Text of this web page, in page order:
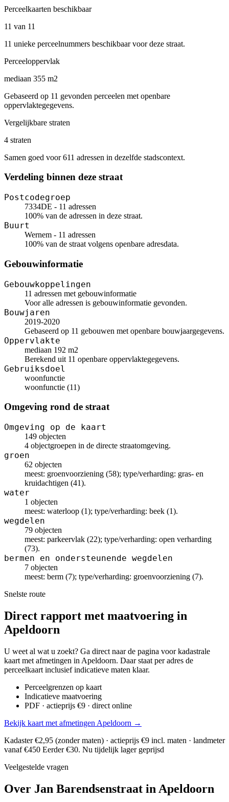
Perceelkaarten beschikbaar
11 van 11
11 unieke perceelnummers beschikbaar voor deze straat.
Perceeloppervlak
mediaan 355 m2
Gebaseerd op 11 gevonden perceelen met openbare
oppervlaktegegevens.
Vergelijkbare straten
4 straten
Samen goed voor 611 adressen in dezelfde stadscontext.
Verdeling binnen deze straat
Postcodegroep
7334DE - 11 adressen
100% van de adressen in deze straat.
Buurt
Wernem - 11 adressen
100% van de straat volgens openbare adresdata.
Gebouwinformatie
Gebouwkoppelingen
11 adressen met gebouwinformatie
Voor alle adressen is gebouwinformatie gevonden.
Bouwjaren
2019-2020
Gebaseerd op 11 gebouwen met openbare bouwjaargegevens.
Oppervlakte
mediaan 192 m2
Berekend uit 11 openbare oppervlaktegegevens.
Gebruiksdoel
woonfunctie
woonfunctie (11)
Omgeving rond de straat
Omgeving op de kaart
149 objecten
4 objectgroepen in de directe straatomgeving.
groen
62 objecten
meest: groenvoorziening (58); type/verharding: gras- en
kruidachtigen (41).
water
1 objecten
meest: waterloop (1); type/verharding: beek (1).
wegdelen
79 objecten
meest: parkeervlak (22); type/verharding: open verharding
(73).
bermen en ondersteunende wegdelen
7 objecten
meest: berm (7); type/verharding: groenvoorziening (7).
Snelste route
Direct rapport met maatvoering in
Apeldoorn
U weet al wat u zoekt? Ga direct naar de pagina voor kadastrale
kaart met afmetingen in Apeldoorn. Daar staat per adres de
perceelkaart inclusief indicatieve maten klaar.
Perceelgrenzen op kaart
Indicatieve maatvoering
PDF · actieprijs €9 · direct online
Bekijk kaart met afmetingen Apeldoorn →
Kadaster €2,95 (zonder maten) · actieprijs €9 incl. maten · landmeter
vanaf €450 Eerder €30. Nu tijdelijk lager geprijsd
Veelgestelde vragen
Over Jan Barendsenstraat in Apeldoorn